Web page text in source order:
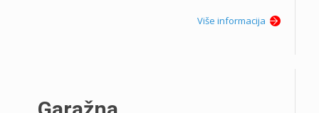
Više informacija